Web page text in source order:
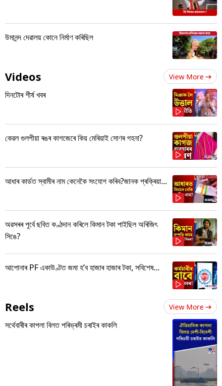
উমানন্দ দেৱালয় কোনে নিৰ্মাণ কৰিছিল
Videos View More
দিনটোৰ শীৰ্ষ খবৰ
কেৱল গুলপীয়া ৰঙৰ কাগজেৰে কিয় মেৰিয়াই সোণৰ গহনা?
আধাৰ কাৰ্ডত স্বামীৰ নাম কেনেকৈ সংযোগ কৰিব?জানক প্ৰক্ৰিয়া...
অৱসৰৰ পূৰ্বে ছবিত কণ্ঠদান কৰিলে কিমান টকা পাইছিল অৰিজিৎ
সিঙে?
আপোনাৰ PF একাউণ্টত জমা হ’ব হাজাৰ হাজাৰ টকা, সবিশেষ...
Reels View More
সৰ্থেবাৰীৰ কাপলা বিলত পৰিভ্ৰমী চৰাইৰ কাকলি